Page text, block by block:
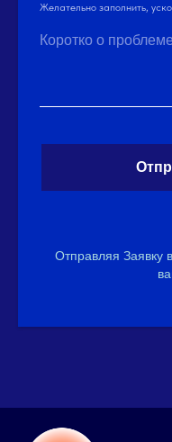
Желательно заполнить,
Коротко о
Отправляя Заявку